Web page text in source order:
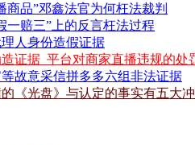
商品”邓鑫法官为何枉法裁判
一赔三”上的反言枉法过程
人身份造假证据
证据_平台对商家直播违规的处
故意采信拼多多六组非法证据
《光盘》与认定的事实有五大